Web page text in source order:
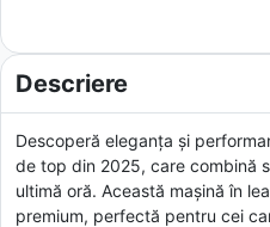
Descriere
Descoperă eleganța și
de top din 2025, care combină
ultimă oră. Această mașină în
premium, perfectă pentru cei